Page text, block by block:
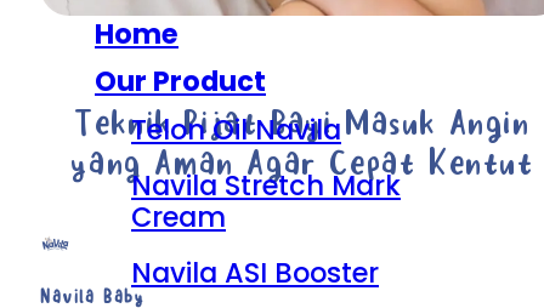
Home
Our Product
Telon Oil Navila
Navila Stretch Mark
Cream
Navila ASI Booster
Teknik Pijat Bayi Masuk Angin
yang Aman Agar Cepat Kentut
Navila Baby